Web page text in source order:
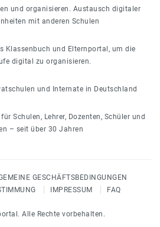
und organisieren. Austausch digitaler
mit anderen Schulen
Klassenbuch und Elternportal, um die
digital zu organisieren.
und Internate in Deutschland
Schulen, Lehrer, Dozenten, Schüler und
– seit über 30 Jahren
GESCHÄFTSBEDINGUNGEN
IMPRESSUM FAQ
Alle Rechte vorbehalten.